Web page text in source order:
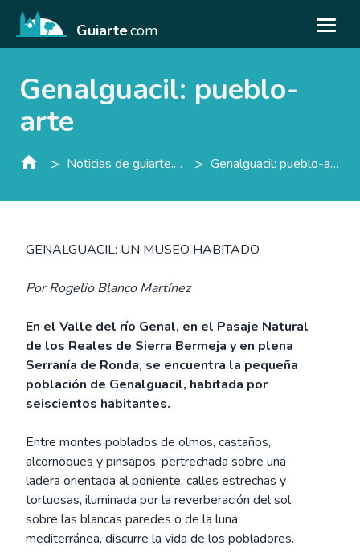
Guiarte.com
Genalguacil: pueblo-
arte
> Noticias de guiarte.con > Genalguacil: pueblo-arte
GENALGUACIL: UN MUSEO HABITADO
Por Rogelio Blanco Martínez
En el Valle del río Genal, en el Pasaje Natural
de los Reales de Sierra Bermeja y en plena
Serranía de Ronda, se encuentra la pequeña
población de Genalguacil, habitada por
seiscientos habitantes.
Entre montes poblados de olmos, castaños,
alcornoques y pinsapos, pertrechada sobre una
ladera orientada al poniente, calles estrechas y
tortuosas, iluminada por la reverberación del sol
sobre las blancas paredes o de la luna
mediterránea, discurre la vida de los pobladores.